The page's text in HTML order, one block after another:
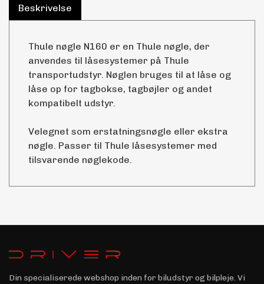
Beskrivelse
Thule nøgle N160 er en Thule nøgle, der
anvendes til låsesystemer på Thule
transportudstyr. Nøglen bruges til at låse og
låse op for tagbokse, tagbøjler og andet
kompatibelt udstyr.
Velegnet som erstatningsnøgle eller ekstra
nøgle. Passer til Thule låsesystemer med
tilsvarende nøglekode.
Din specialiserede webshop inden for biludstyr og bilpleje. Vi